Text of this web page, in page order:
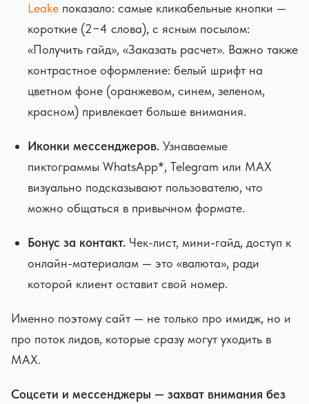
Leake показало: самые кликабельные кнопки —
короткие (2−4 слова), с ясным посылом:
«Получить гайд», «Заказать расчет». Важно также
контрастное оформление: белый шрифт на
цветном фоне (оранжевом, синем, зеленом,
красном) привлекает больше внимания.
Иконки мессенджеров. Узнаваемые
пиктограммы WhatsApp*, Telegram или MAX
визуально подсказывают пользователю, что
можно общаться в привычном формате.
Бонус за контакт. Чек-лист, мини-гайд, доступ к
онлайн-материалам — это «валюта», ради
которой клиент оставит свой номер.
Именно поэтому сайт — не только про имидж, но и
про поток лидов, которые сразу могут уходить в
MAX.
Соцсети и мессенджеры — захват внимания без